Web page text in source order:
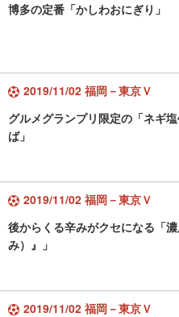
博多の定番「かしわおにぎり」
2019/11/02 福岡－東京Ｖ
グルメグランプリ限定の「ネギ
ば」
2019/11/02 福岡－東京Ｖ
後からくる辛みがクセになる「
み）』」
2019/11/02 福岡－東京Ｖ